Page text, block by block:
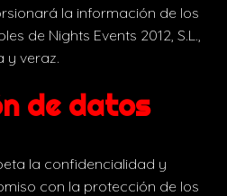
la información de los
de Nights Events 2012, S.L.,
y veraz.
de datos
la confidencialidad y
con la protección de los